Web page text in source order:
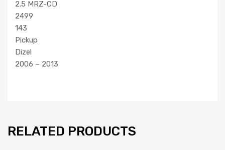
2.5 MRZ-CD
2499
143
Pickup
Dizel
2006 – 2013
RELATED PRODUCTS